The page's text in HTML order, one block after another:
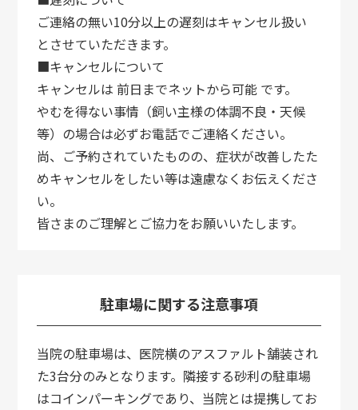
ご連絡の無い10分以上の遅刻はキャンセル扱い
とさせていただきます。
■キャンセルについて
キャンセルは 前日までネットから可能 です。
やむを得ない事情（飼い主様の体調不良・天候
等）の場合は必ずお電話でご連絡ください。
尚、ご予約されていたものの、症状が改善したた
めキャンセルをしたい等は遠慮なくお伝えくださ
い。
皆さまのご理解とご協力をお願いいたします。
駐車場に関する注意事項
当院の駐車場は、医院横のアスファルト舗装され
た3台分のみとなります。隣接する砂利の駐車場
はコインパーキングであり、当院とは提携してお